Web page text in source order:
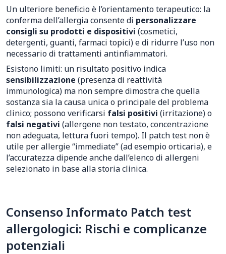
Un ulteriore beneficio è l’orientamento terapeutico: la
conferma dell’allergia consente di personalizzare
consigli su prodotti e dispositivi (cosmetici,
detergenti, guanti, farmaci topici) e di ridurre l’uso non
necessario di trattamenti antinfiammatori.
Esistono limiti: un risultato positivo indica
sensibilizzazione (presenza di reattività
immunologica) ma non sempre dimostra che quella
sostanza sia la causa unica o principale del problema
clinico; possono verificarsi falsi positivi (irritazione) o
falsi negativi (allergene non testato, concentrazione
non adeguata, lettura fuori tempo). Il patch test non è
utile per allergie “immediate” (ad esempio orticaria), e
l’accuratezza dipende anche dall’elenco di allergeni
selezionato in base alla storia clinica.
Consenso Informato Patch test
allergologici: Rischi e complicanze
potenziali